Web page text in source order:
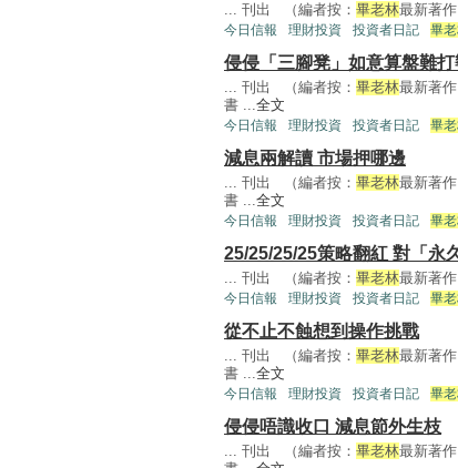
... 刊出 （編者按： 畢老林最新著
今日信報 理財投資 投資者日記 畢
侵侵「三腳凳」如意算盤難打
... 刊出 （編者按： 畢老林最新著
書 ...全文
今日信報 理財投資 投資者日記 畢
減息兩解讀 市場押哪邊
... 刊出 （編者按： 畢老林最新著
書 ...全文
今日信報 理財投資 投資者日記 畢
25/25/25/25策略翻紅 對「永
... 刊出 （編者按： 畢老林最新著
今日信報 理財投資 投資者日記 畢
從不止不蝕想到操作挑戰
... 刊出 （編者按： 畢老林最新著
書 ...全文
今日信報 理財投資 投資者日記 畢
侵侵唔識收口 減息節外生枝
... 刊出 （編者按： 畢老林最新著